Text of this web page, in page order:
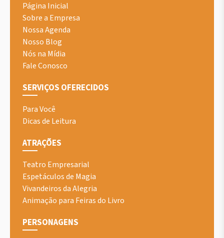
Página Inicial
Sobre a Empresa
Nossa Agenda
Nosso Blog
Nós na Mídia
Fale Conosco
SERVIÇOS OFERECIDOS
Para Você
Dicas de Leitura
ATRAÇÕES
Teatro Empresarial
Espetáculos de Magia
Vivandeiros da Alegria
Animação para Feiras do Livro
PERSONAGENS